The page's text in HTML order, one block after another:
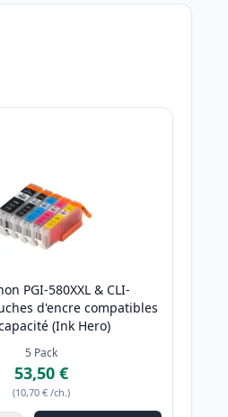
PGI-580XXL & CLI-
d'encre compatibles
(Ink Hero)
5 Pack
53,50 €
(10,70 € /ch.)